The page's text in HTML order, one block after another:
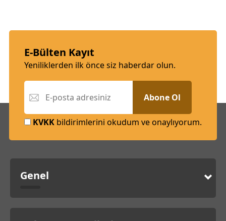
E-Bülten Kayıt
Yeniliklerden ilk önce siz haberdar olun.
Abone Ol
KVKK bildirimlerini okudum ve onaylıyorum.
Genel